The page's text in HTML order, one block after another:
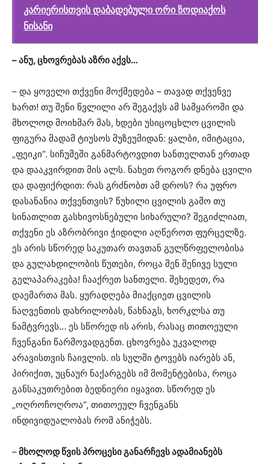
კარიერისთვის დაბადებული ორი ზოდიაქოს
ნისანი
– ანუ, ცხოვრებას აზრი აქვს…
– და ყოველი თქვენი მოქმედება – თავად თქვენვე
ხართ! თუ შენი წვლილი არ შეგაქვს ამ სამყაროში და
მხოლოდ მოიხმარ მას, ხდები უსიცოცხლო ცვილის
ფიგურა მადამ ტიუსოს მუზეუმიდან: ყალბი, იმიტაცია,
„ფეიკი“. სიჩუმეში განმარტოვდით სანთელთან ერთად
და დააკვირდით მის ალს. ნახეთ როგორ დნება ცვილი
და დაფიქრდით: რას გრძნობთ ამ დროს? რა უფრო
დასანანია თქვენთვის? წუხილი ცვილის გამო თუ
სინათლით გასხივოსნებული სიხარული? შეგიძლიათ,
თქვენი ეს აზრობრივი ჭიდილი აღწეროთ ფურცელზე.
ეს არის სწორედ საკუთარ თავთან გულწრფელობისა
და გულახდილობის წუთები, როცა შენ შენივე სული
გელაპარაკება! ჩააქრეთ სანთელი. შეხედეთ, რა
დაემართა მას. ყურადღება მიაქციეთ ცვილის
ნაღვენთის დახრილობას, წახნაგს, ხორკლსა თუ
ნამტვრევს… ეს სწორედ ის არის, რასაც თითოეული
ჩვენგანი წარმოვადგენთ. ცხოვრება უკვალოდ
არავისთვის ჩაივლის. ის სულში ტოვებს იარებს ან,
პირიქით, უცნაურ ნაქარგებს იმ მომენტებისა, როცა
განსაკუთრებით ბედნიერი იყავით. სწორედ ეს
„ოღროჩოღროა“, თითოეულ ჩვენგანს
ინდივიდუალობას რომ ანიჭებს.
–მხოლოდ წვის პროცესი განარჩევს ადამიანებს